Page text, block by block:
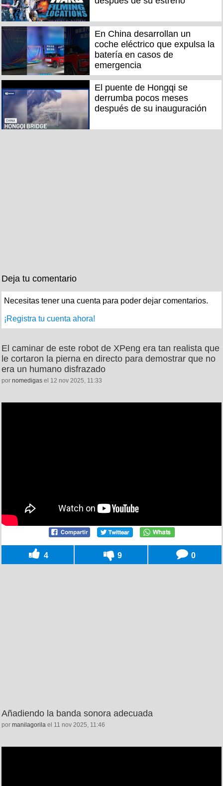
En China desarrollan un
coche eléctrico que expulsa la
batería en casos de
emergencia
El puente de Hongqi se
derrumba pocos meses
después de su inauguración
Deja tu comentario
Necesitas tener una cuenta para poder dejar comentarios.
¡Registra tu cuenta ahora!
El caminar de este robot de XPeng era tan realista que
le cortaron la pierna en directo para demostrar que no
era un humano disfrazado
por nomedigas el 12 nov 2025, 11:33
4 9 0
Añadiendo la banda sonora adecuada
por manilagorila el 11 nov 2025, 11:46